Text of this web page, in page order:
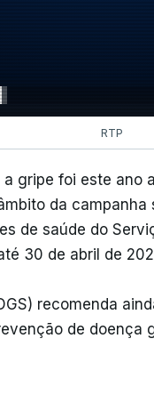
RTP
gripe foi este ano
da
de saúde do
30 de abril de
recomenda
de doença